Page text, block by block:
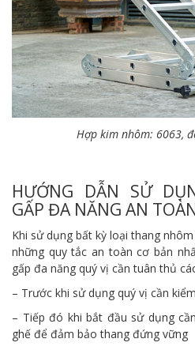
Hợp kim nhôm: 6063,
HƯỚNG DẪN SỬ
GẤP ĐA NĂNG AN
Khi sử dụng bất kỳ loại thang
những quy tắc an toàn cơ bản
gấp đa năng quý vị cần tuân thủ
– Trước khi sử dụng quý vị cần
– Tiếp đó khi bắt đầu sử dụng
ghế để đảm bảo thang đứng vững